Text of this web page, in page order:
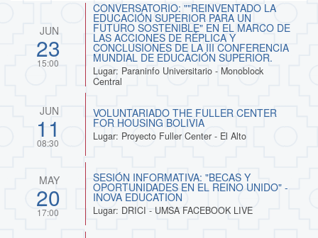
JUN
23
15:00
CONVERSATORIO: ""REINVENTADO LA
EDUCACIÓN SUPERIOR PARA UN
FUTURO SOSTENIBLE" EN EL MARCO DE
LAS ACCIONES DE RÉPLICA Y
CONCLUSIONES DE LA III CONFERENCIA
MUNDIAL DE EDUCACIÓN SUPERIOR.
Lugar: Paraninfo Universitario - Monoblock
Central
JUN
11
08:30
VOLUNTARIADO THE FULLER CENTER
FOR HOUSING BOLIVIA
Lugar: Proyecto Fuller Center - El Alto
MAY
20
17:00
SESIÓN INFORMATIVA: "BECAS Y
OPORTUNIDADES EN EL REINO UNIDO" -
INOVA EDUCATION
Lugar: DRICI - UMSA FACEBOOK LIVE